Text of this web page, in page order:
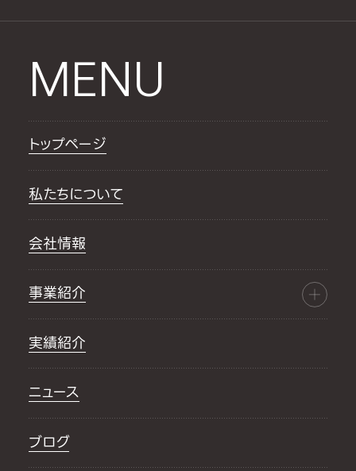
MENU
トップページ
私たちについて
会社情報
事業紹介
実績紹介
ニュース
ブログ